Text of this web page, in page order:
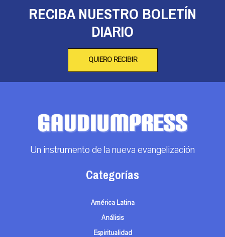
RECIBA NUESTRO BOLETÍN
DIARIO
QUIERO RECIBIR
Un instrumento de la nueva evangelización
Categorías
América Latina
Análisis
Espiritualidad